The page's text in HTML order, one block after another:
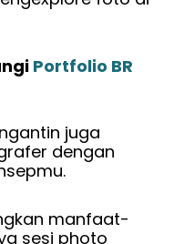
Portfolio BR
juga
dengan
manfaat-
sesi photo